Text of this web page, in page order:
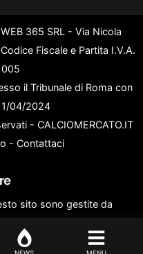
365 SRL - Via Nicola
Fiscale e Partita I.V.A.
il Tribunale di Roma con
04/2024
- CALCIOMERCATO.IT
- Contattaci
sito sono gestite da